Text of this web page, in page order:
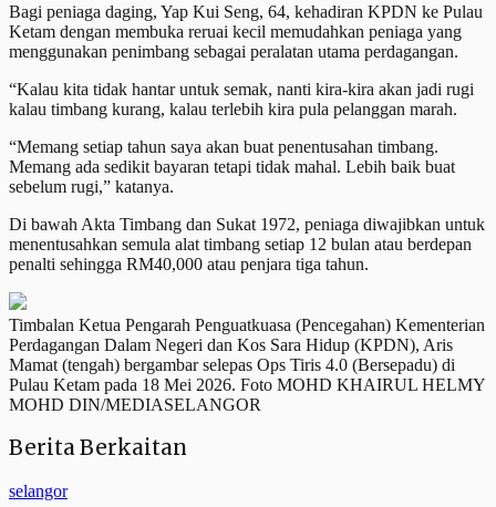
Bagi peniaga daging, Yap Kui Seng, 64, kehadiran KPDN ke Pulau
Ketam dengan membuka reruai kecil memudahkan peniaga yang
menggunakan penimbang sebagai peralatan utama perdagangan.
“Kalau kita tidak hantar untuk semak, nanti kira-kira akan jadi rugi
kalau timbang kurang, kalau terlebih kira pula pelanggan marah.
“Memang setiap tahun saya akan buat penentusahan timbang.
Memang ada sedikit bayaran tetapi tidak mahal. Lebih baik buat
sebelum rugi,” katanya.
Di bawah Akta Timbang dan Sukat 1972, peniaga diwajibkan untuk
menentusahkan semula alat timbang setiap 12 bulan atau berdepan
penalti sehingga RM40,000 atau penjara tiga tahun.
Timbalan Ketua Pengarah Penguatkuasa (Pencegahan) Kementerian
Perdagangan Dalam Negeri dan Kos Sara Hidup (KPDN), Aris
Mamat (tengah) bergambar selepas Ops Tiris 4.0 (Bersepadu) di
Pulau Ketam pada 18 Mei 2026. Foto MOHD KHAIRUL HELMY
MOHD DIN/MEDIASELANGOR
Berita Berkaitan
selangor